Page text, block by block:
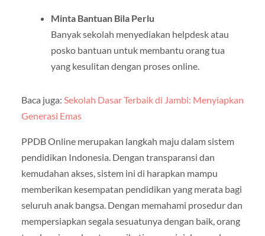
Minta Bantuan Bila Perlu
Banyak sekolah menyediakan helpdesk atau
posko bantuan untuk membantu orang tua
yang kesulitan dengan proses online.
Baca juga: Sekolah Dasar Terbaik di Jambi: Menyiapkan
Generasi Emas
PPDB Online merupakan langkah maju dalam sistem
pendidikan Indonesia. Dengan transparansi dan
kemudahan akses, sistem ini di harapkan mampu
memberikan kesempatan pendidikan yang merata bagi
seluruh anak bangsa. Dengan memahami prosedur dan
mempersiapkan segala sesuatunya dengan baik, orang